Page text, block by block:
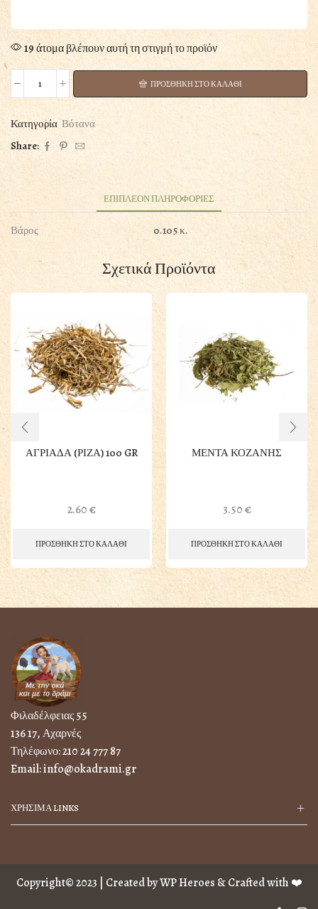
19 άτομα βλέπουν αυτή τη στιγμή το προϊόν
ΜΕΝΤΑ
ποσότητα
ΠΡΟΣΘΗΚΗ ΣΤΟ ΚΑΛΑΘΙ
Κατηγορία Βότανα
Share:
ΕΠΙΠΛΕΟΝ ΠΛΗΡΟΦΟΡΙΕΣ
Βάρος 0.105 κ.
Σχετικά Προϊόντα
ΑΓΡΙΑΔΑ (ΡΙΖΑ) 100 GR
2.60€
ΠΡΟΣΘΗΚΗ ΣΤΟ ΚΑΛΑΘΙ
ΜΕΝΤΑ ΚΟΖΑΝΗΣ
3.50€
ΠΡΟΣΘΗΚΗ ΣΤΟ ΚΑΛΑΘΙ
Φιλαδέλφειας 55
136 17, Αχαρνές
Τηλέφωνο:210 24 777 87
Email:info@okadrami.gr
ΧΡΗΣΙΜΑ LINKS
Copyright© 2023 | Created byWP Heroes & Crafted with ❤️